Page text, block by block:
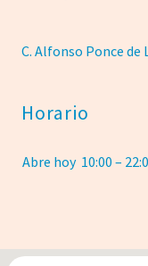
C. Alfonso Ponce de
Horario
Abre hoy 10:00 –